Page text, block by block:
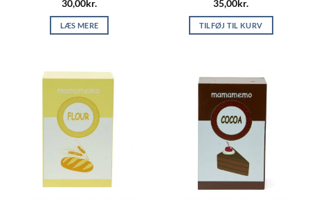
30,00kr.
LÆS MERE
35,00kr.
TILFØJ TIL KURV